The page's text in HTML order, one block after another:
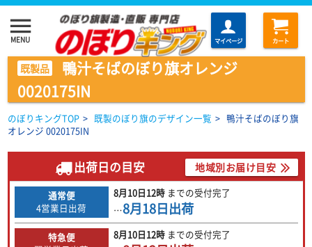
menu
MENU マイページ カート
既製品
鴨汁そばのぼり旗オレンジ
0020175IN
のぼりキングTOP > 既製のぼり旗のデザイン一覧 > 鴨汁そばのぼり旗
オレンジ 0020175IN
出荷日の目安 地域別お届け目安
通常便
4営業日出荷
8月10日12時 までの受付完了
…8月18日出荷
特急便
8月10日12時 までの受付完了